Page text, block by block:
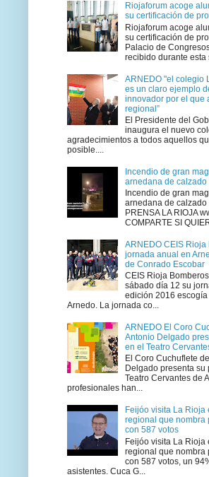
Riojaforum acoge
su certificación de
Riojaforum acoge
su certificación de
Palacio de
recibido durante esta
ARNEDO "el colegio
es un claro ejemplo
innovador por el que
regional”
El Presidente del
inaugura el nuevo
agradecimientos a todos aquellos
posible....
Incendio de gran
arnedana de calzado
Incendio de gran
arnedana de calzado
PRENSA LA RIOJA
COMPARTE SI
ARNEDO CEIS
jornada anual en
de Conrado Escobar
CEIS Rioja
sábado día 12 su
edición 2016
Arnedo. La jornada co...
ARNEDO El Coro
Antonio Delgado
en el Teatro
El Coro Cuchuflete
Delgado presenta su
Teatro Cervantes de
profesionales han...
Feijóo visita La Rioja
regional que nombra
con 587 votos
Feijóo visita La Rioja
regional que nombra
con 587 votos, un
asistentes. Cuca G...